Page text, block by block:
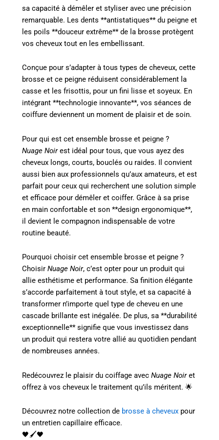
sa capacité à démêler et styliser avec une précision
remarquable. Les dents **antistatiques** du peigne et
les poils **douceur extrême** de la brosse protègent
vos cheveux tout en les embellissant.
Conçue pour s’adapter à tous types de cheveux, cette
brosse et ce peigne réduisent considérablement la
casse et les frisottis, pour un fini lisse et soyeux. En
intégrant **technologie innovante**, vos séances de
coiffure deviennent un moment de plaisir et de soin.
Pour qui est cet ensemble brosse et peigne ?
Nuage Noirest idéal pour tous, que vous ayez des
cheveux longs, courts, bouclés ou raides. Il convient
aussi bien aux professionnels qu’aux amateurs, et est
parfait pour ceux qui recherchent une solution simple
et efficace pour démêler et coiffer. Grâce à sa prise
en main confortable et son **design ergonomique**,
il devient le compagnon indispensable de votre
routine beauté.
Pourquoi choisir cet ensemble brosse et peigne ?
Choisir Nuage Noir, c’est opter pour un produit qui
allie esthétisme et performance. Sa finition élégante
s’accorde parfaitement à tout style, et sa capacité à
transformer n’importe quel type de cheveu en une
cascade brillante est inégalée. De plus, sa **durabilité
exceptionnelle** signifie que vous investissez dans
un produit qui restera votre allié au quotidien pendant
de nombreuses années.
Redécouvrez le plaisir du coiffage avec Nuage Noiret
offrez à vos cheveux le traitement qu’ils méritent. 🌟
Découvrez notre collection de brosse à cheveux pour
un entretien capillaire efficace.
🖤🖌️🖤